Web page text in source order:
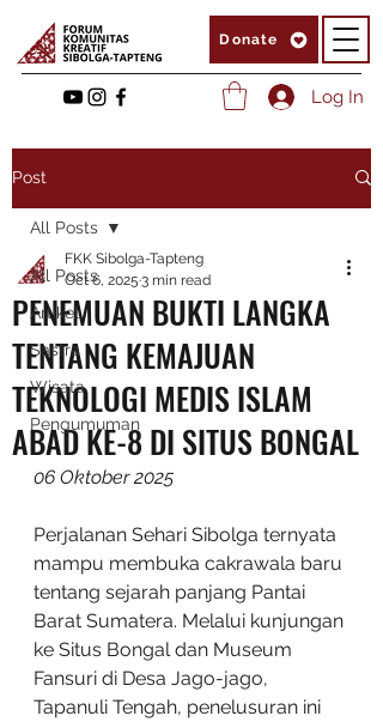
Donate
Log In
Post
All Posts
Artikel
Sastra
Wisata
Pengumuman
All Posts
PENEMUAN BUKTI LANGKA
TENTANG KEMAJUAN
TEKNOLOGI MEDIS ISLAM
ABAD KE-8 DI SITUS BONGAL
FKK Sibolga-Tapteng
Oct 6, 2025 3 min read
06 Oktober 2025
Perjalanan Sehari Sibolga ternyata
mampu membuka cakrawala baru
tentang sejarah panjang Pantai
Barat Sumatera. Melalui kunjungan
ke Situs Bongal dan Museum
Fansuri di Desa Jago-jago,
Tapanuli Tengah, penelusuran ini